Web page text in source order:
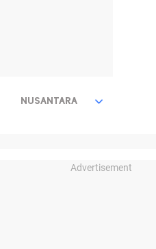
NUSANTARA
Advertisement